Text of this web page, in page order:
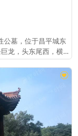
公墓，位于昌平城东
龙，头东尾西，横
向西环山流过。